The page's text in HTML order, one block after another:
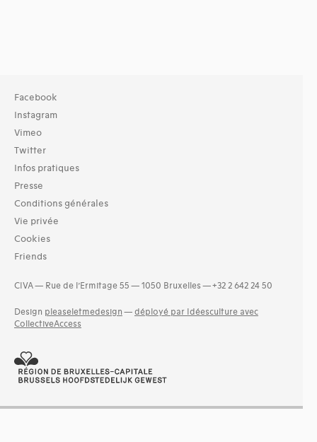
Facebook
Instagram
Vimeo
Twitter
Infos pratiques
Presse
Conditions générales
Vie privée
Cookies
Friends
CIVA — Rue de l’Ermitage 55 — 1050 Bruxelles — +32 2 642 24 50
Design pleaseletmedesign — déployé par Idéesculture avec
CollectiveAccess